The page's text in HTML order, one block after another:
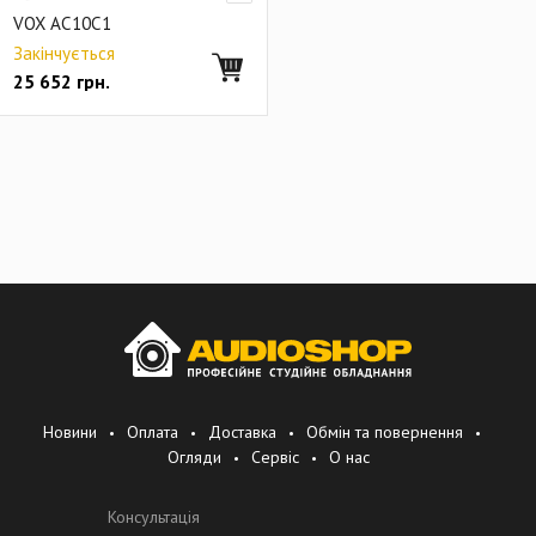
VOX AC10C1
Закінчується
25 652 грн.
Новини Оплата Доставка
Обмін та повернення
Огляди
Сервіс О нас
Консультація